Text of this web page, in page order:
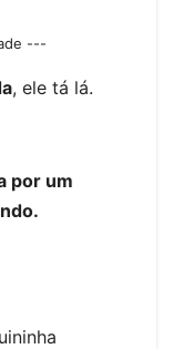
---
, ele tá lá.
por um